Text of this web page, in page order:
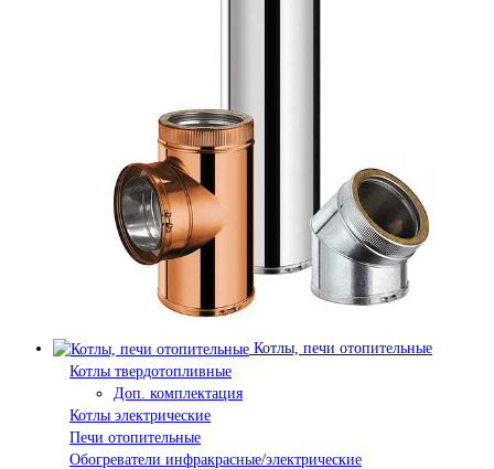
Котлы, печи отопительные
Котлы твердотопливные
Доп. комплектация
Котлы электрические
Печи отопительные
Обогреватели инфракрасные/электрические